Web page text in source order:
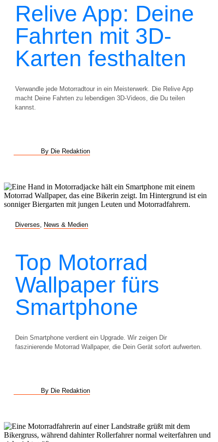
Relive App: Deine
Fahrten mit 3D-
Karten festhalten
Verwandle jede Motorradtour in ein Meisterwerk. Die Relive App
macht Deine Fahrten zu lebendigen 3D-Videos, die Du teilen
kannst.
By Die Redaktion
Diverses News & Medien
Top Motorrad
Wallpaper fürs
Smartphone
Dein Smartphone verdient ein Upgrade. Wir zeigen Dir
faszinierende Motorrad Wallpaper, die Dein Gerät sofort aufwerten.
By Die Redaktion